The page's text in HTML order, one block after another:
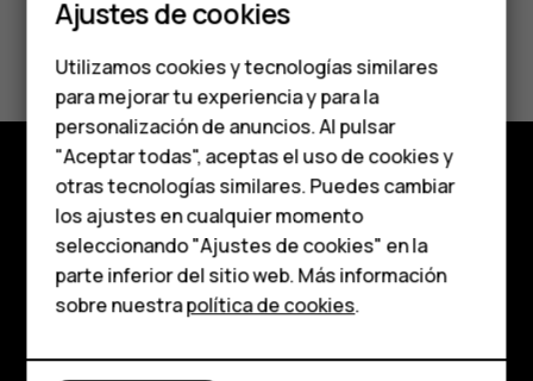
Teléfonos para
personas mayores
Accesorios
HMD Terra M
Para empresas
Tabletas
Tienda
¿Te ha parecido útil?
Sí No
Tienda
Acerca de
Planet and people
Asistencia
Ajustes de cookies
Utilizamos cookies y tecnologías similares
para mejorar tu experiencia y para la
personalización de anuncios. Al pulsar
"Aceptar todas", aceptas el uso de cookies y
otras tecnologías similares. Puedes cambiar
los ajustes en cualquier momento
seleccionando "Ajustes de cookies" en la
parte inferior del sitio web. Más información
sobre nuestrapolítica de cookies.